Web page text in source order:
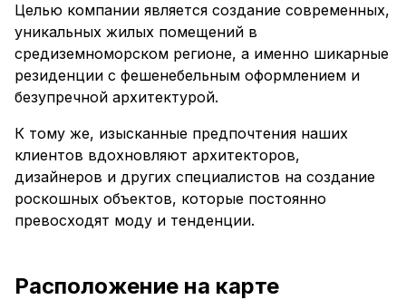
Целью компании является создание современных,
уникальных жилых помещений в
средиземноморском регионе, а именно шикарные
резиденции с фешенебельным оформлением и
безупречной архитектурой.
К тому же, изысканные предпочтения наших
клиентов вдохновляют архитекторов,
дизайнеров и других специалистов на создание
роскошных объектов, которые постоянно
превосходят моду и тенденции.
Расположение на карте